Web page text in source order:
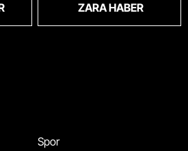
ZARA HABER
Spor